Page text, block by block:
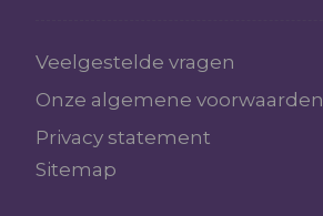
Veelgestelde vragen
Onze algemene voorwaarden
Privacy statement
Sitemap